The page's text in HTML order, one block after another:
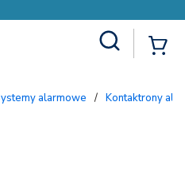
Systemy alarmowe / Kontaktrony